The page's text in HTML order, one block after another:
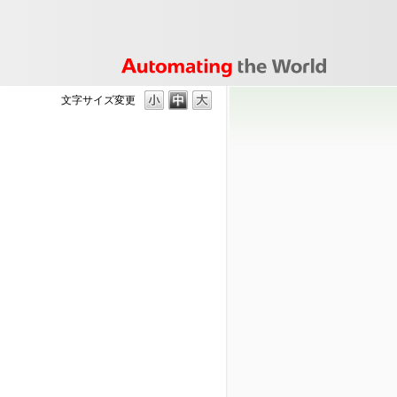
文字サイズ変更